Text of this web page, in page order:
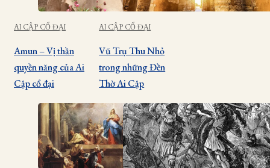
AI CẬP CỔ ĐẠI
Amun – Vị thần
quyền năng của Ai
Cập cổ đại
AI CẬP CỔ ĐẠI
Vũ Trụ Thu Nhỏ
trong những Đền
Thờ Ai Cập